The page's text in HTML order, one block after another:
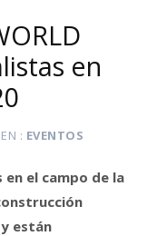
en
EN EVENTOS
en el campo de la
están